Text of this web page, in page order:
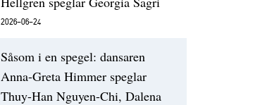
2026-06-24
Såsom i en spegel: dansaren
Anna-Greta Himmer speglar
Thuy-Han Nguyen-Chi, Dalena